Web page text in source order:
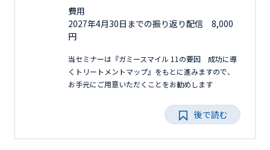
費用
2027年4月30日までの振り返り配信 8,000
円
当セミナーは『ガミースマイル 11の要因 成功に導
くトリートメントマップ』をもとに進みますので、
お手元にご用意いただくことをお勧めします
後で読む